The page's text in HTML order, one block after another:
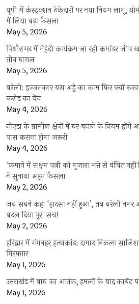
यूपी में कंस्ट्रक्शन ठेकेदारों पर नया नियम लागू,
में लिया बड़ा फैसला
May 5, 2026
पिथौरागढ़ में मेहंदी कार्यक्रम जा रही कमांडर
तीन घायल
May 5, 2026
बरेली: इज्जतनगर बस अड्डे का काम फिर क्यों
करोड़ का पेंच
May 4, 2026
नोएडा के ग्रामीण क्षेत्रों में घर बनाने के नियम
पास कराना होगा जरूरी
May 4, 2026
‘कमाने में सक्षम पत्नी को गुजारा भत्ते से वंचित
ने सुनाया अहम फैसला
May 2, 2026
जब सबने कहा ‘हादसा नहीं हुआ’, तब बरेली
बदल दिया पूरा सच!
May 2, 2026
हरिद्वार में गंगनहर हत्याकांड: दामाद निकला
गिरफ्तार
May 1, 2026
उत्तराखंड में बाघ का आतंक, हमलों के बाद कार्बेट
May 1, 2026